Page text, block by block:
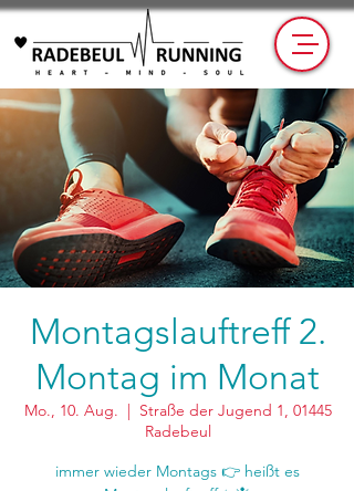
Montagslauftreff 2.
Montag im Monat
Mo., 10. Aug.
  |
Straße der Jugend 1, 01445
Radebeul
immer wieder Montags 👉 heißt es